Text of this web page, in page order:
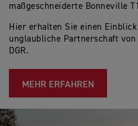
maßgeschneiderte Bonneville
Hier erhalten Sie einen
unglaubliche Partnerschaft
DGR.
MEHR ERFAHREN